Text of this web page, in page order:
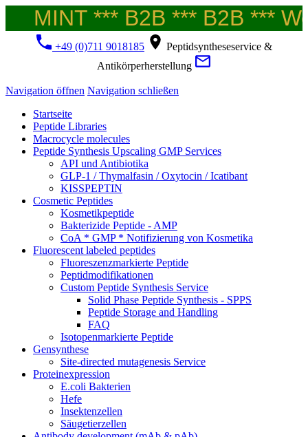
MINT *** B2B *** B2B ***
+49 (0)711 9018185
Peptidsyntheseservice &
Antikörperherstellung
Navigation öffnen Navigation schließen
Startseite
Peptide Libraries
Macrocycle molecules
Peptide Synthesis Upscaling GMP Services
API und Antibiotika
GLP-1 / Thymalfasin / Oxytocin / Icatibant
KISSPEPTIN
Cosmetic Peptides
Kosmetikpeptide
Bakterizide Peptide - AMP
CoA * GMP * Notifizierung von Kosmetika
Fluorescent labeled peptides
Fluoreszenzmarkierte Peptide
Peptidmodifikationen
Custom Peptide Synthesis Service
Solid Phase Peptide Synthesis - SPPS
Peptide Storage and Handling
FAQ
Isotopenmarkierte Peptide
Gensynthese
Site-directed mutagenesis Service
Proteinexpression
E.coli Bakterien
Hefe
Insektenzellen
Säugetierzellen